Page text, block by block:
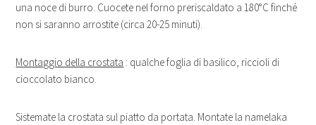
una noce di burro. Cuocete nel forno preriscaldato a 180°C finché
non si saranno arrostite (circa 20-25 minuti).
Montaggio della crostata : qualche foglia di basilico, riccioli di
cioccolato bianco.
Sistemate la crostata sul piatto da portata. Montate la namelaka